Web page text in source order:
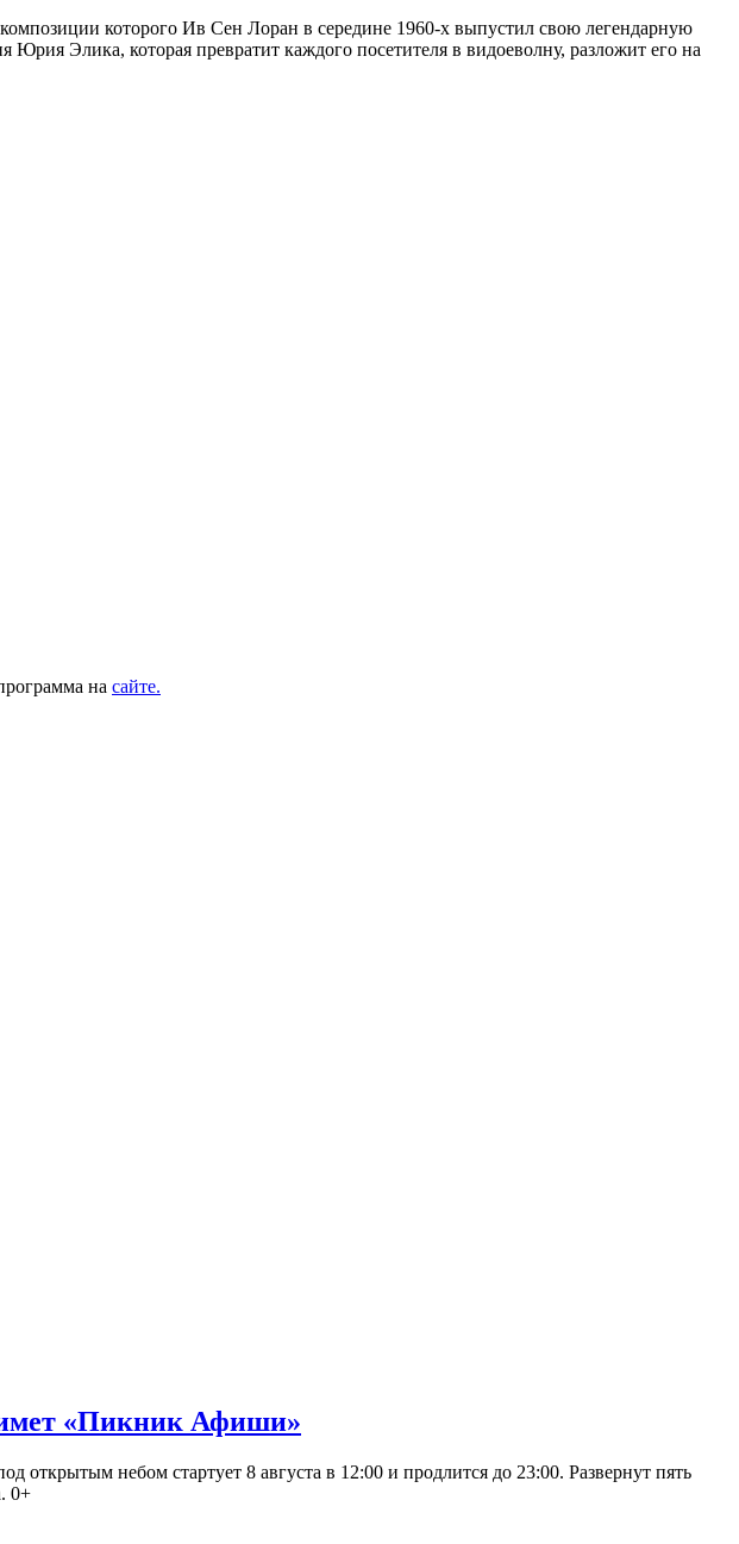
которого Ив Сен Лоран в середине 1960-х выпустил свою легендарную
Элика, которая превратит каждого посетителя в видоеволну, разложит его на
на сайте.
«Пикник Афиши»
небом стартует 8 августа в 12:00 и продлится до 23:00. Развернут пять
0+